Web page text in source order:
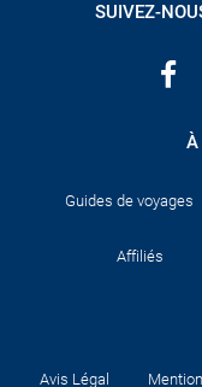
SUIVEZ-
À
Guides de voyages
Affiliés
Avis Légal